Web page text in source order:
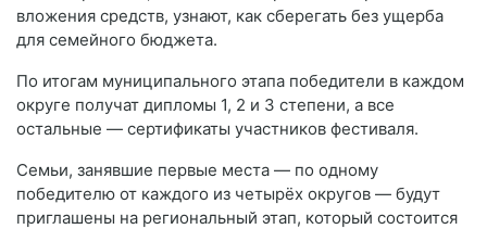
вложения средств, узнают, как сберегать без ущерба
для семейного бюджета.
По итогам муниципального этапа победители в каждом
округе получат дипломы 1, 2 и 3 степени, а все
остальные — сертификаты участников фестиваля.
Семьи, занявшие первые места — по одному
победителю от каждого из четырёх округов — будут
приглашены на региональный этап, который состоится